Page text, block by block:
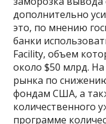
дополнительно
это, по мнению
банки
Facility, объем
около $50 млрд.
рынка по
фондам США, а
количественного
программе